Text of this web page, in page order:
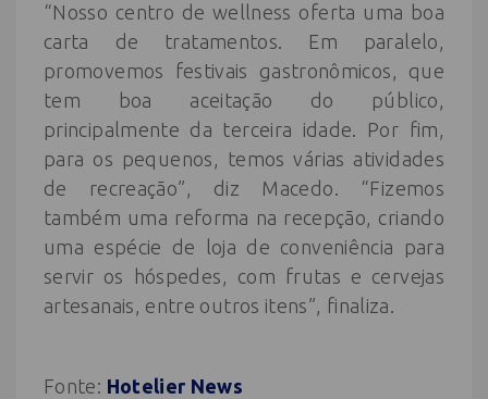
“Nosso centro de wellness oferta uma boa
carta de tratamentos. Em paralelo,
promovemos festivais gastronômicos, que
tem boa aceitação do público,
principalmente da terceira idade. Por fim,
para os pequenos, temos várias atividades
de recreação”, diz Macedo. “Fizemos
também uma reforma na recepção, criando
uma espécie de loja de conveniência para
servir os hóspedes, com frutas e cervejas
artesanais, entre outros itens”, finaliza.
Fonte: Hotelier News